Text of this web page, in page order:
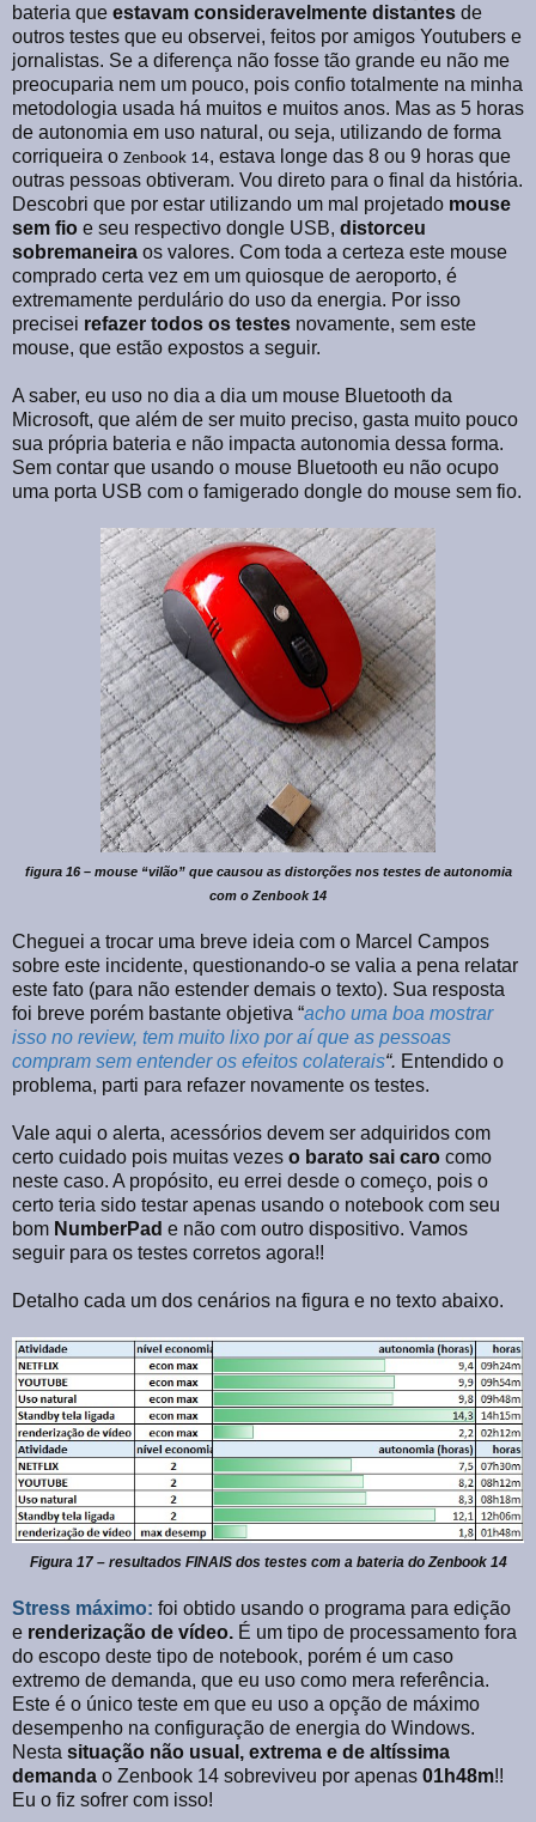
bateria que estavam consideravelmente distantes de
outros testes que eu observei, feitos por amigos Youtubers e
jornalistas. Se a diferença não fosse tão grande eu não me
preocuparia nem um pouco, pois confio totalmente na minha
metodologia usada há muitos e muitos anos. Mas as 5 horas
de autonomia em uso natural, ou seja, utilizando de forma
corriqueira o Zenbook 14, estava longe das 8 ou 9 horas que
outras pessoas obtiveram. Vou direto para o final da história.
Descobri que por estar utilizando um mal projetado mouse
sem fio e seu respectivo dongle USB, distorceu
sobremaneira os valores. Com toda a certeza este mouse
comprado certa vez em um quiosque de aeroporto, é
extremamente perdulário do uso da energia. Por isso
precisei refazer todos os testes novamente, sem este
mouse, que estão expostos a seguir.
A saber, eu uso no dia a dia um mouse Bluetooth da
Microsoft, que além de ser muito preciso, gasta muito pouco
sua própria bateria e não impacta autonomia dessa forma.
Sem contar que usando o mouse Bluetooth eu não ocupo
uma porta USB com o famigerado dongle do mouse sem fio.
figura 16 – mouse “vilão” que causou as distorções nos testes de autonomia
com o Zenbook 14
Cheguei a trocar uma breve ideia com o Marcel Campos
sobre este incidente, questionando-o se valia a pena relatar
este fato (para não estender demais o texto). Sua resposta
foi breve porém bastante objetiva “acho uma boa mostrar
isso no review, tem muito lixo por aí que as pessoas
compram sem entender os efeitos colaterais“. Entendido o
problema, parti para refazer novamente os testes.
Vale aqui o alerta, acessórios devem ser adquiridos com
certo cuidado pois muitas vezes o barato sai caro como
neste caso. A propósito, eu errei desde o começo, pois o
certo teria sido testar apenas usando o notebook com seu
bom NumberPad e não com outro dispositivo. Vamos
seguir para os testes corretos agora!!
Detalho cada um dos cenários na figura e no texto abaixo.
Figura 17 – resultados FINAIS dos testes com a bateria do Zenbook 14
Stress máximo: foi obtido usando o programa para edição
e renderização de vídeo. É um tipo de processamento fora
do escopo deste tipo de notebook, porém é um caso
extremo de demanda, que eu uso como mera referência.
Este é o único teste em que eu uso a opção de máximo
desempenho na configuração de energia do Windows.
Nesta situação não usual, extrema e de altíssima
demanda o Zenbook 14 sobreviveu por apenas 01h48m!!
Eu o fiz sofrer com isso!